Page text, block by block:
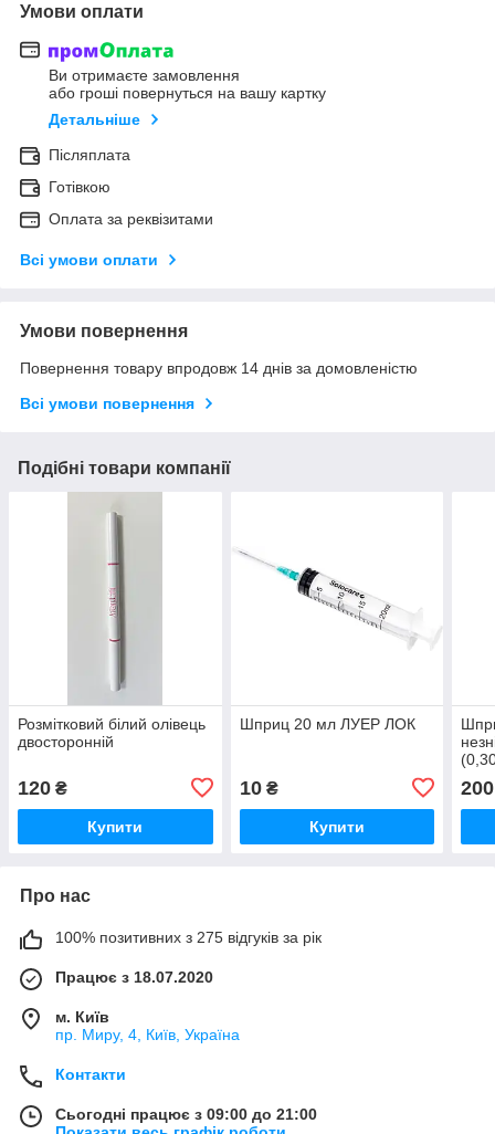
Умови оплати
Ви отримаєте замовлення
або гроші повернуться на вашу картку
Детальніше
Післяплата
Готівкою
Оплата за реквізитами
Всі умови оплати
Умови повернення
Повернення товару впродовж 14 днів за домовленістю
Всі умови повернення
Подібні товари компанії
Розмітковий білий олівець
двосторонній
120 ₴
Купити
Шприц 20 мл ЛУЕР ЛОК
10₴
Купити
200
Про нас
100% позитивних з 275 відгуків за рік
Працює з 18.07.2020
м. Київ
пр. Миру, 4, Київ, Україна
Контакти
Сьогодні працює з 09:00 до 21:00